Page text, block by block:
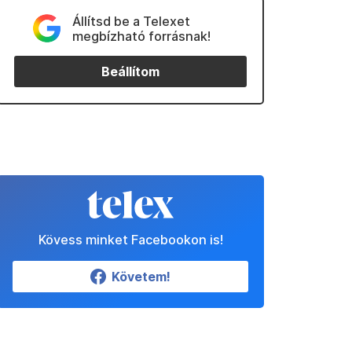
Állítsd be a Telexet
megbízható forrásnak!
Beállítom
Kövess minket Facebookon is!
Követem!